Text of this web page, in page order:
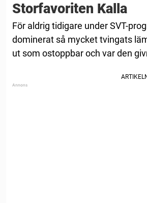
Storfavoriten Kalla
För aldrig tidigare under SVT-
dominerat så mycket tvingats
ut som ostoppbar och var den